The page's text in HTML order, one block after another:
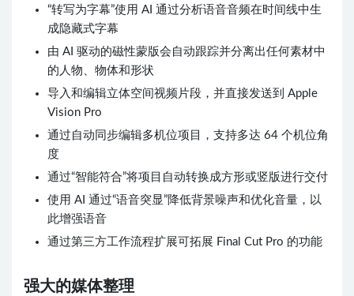
“转写为字幕”使用 AI 通过分析语音音频在时间线中生
成隐藏式字幕
由 AI 驱动的磁性蒙版会自动跟踪并分离出任何素材中
的人物、物体和形状
导入和编辑立体空间视频片段，并直接发送到 Apple
Vision Pro
通过自动同步编辑多机位项目，支持多达 64 个机位角
度
通过“智能符合”将项目自动转换成方形或竖版进行交付
使用 AI 通过“语音突显”降低背景噪声和优化音量，以
此增强语音
通过第三方工作流程扩展可拓展 Final Cut Pro 的功能
强大的媒体整理